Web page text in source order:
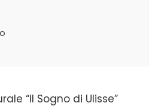
“Il Sogno di Ulisse”